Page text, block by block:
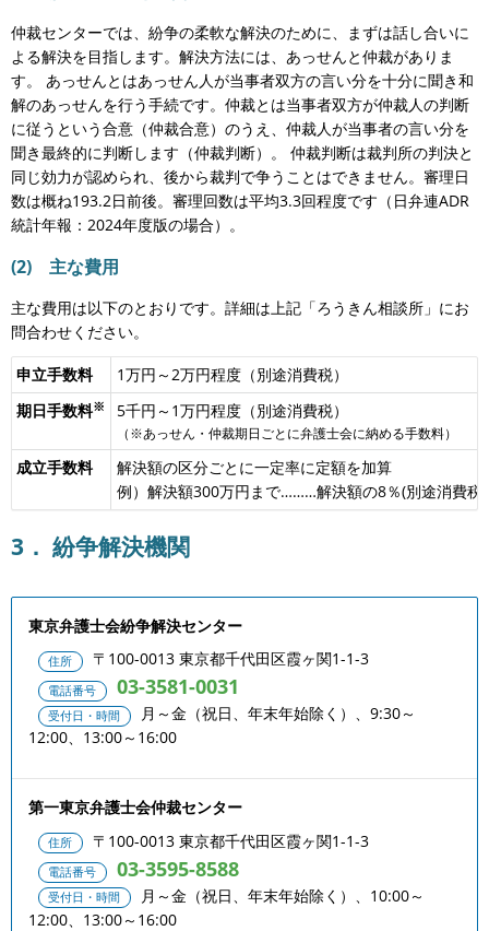
仲裁センターでは、紛争の柔軟な解決のために、まずは話し合いに
よる解決を目指します。解決方法には、あっせんと仲裁がありま
す。 あっせんとはあっせん人が当事者双方の言い分を十分に聞き和
解のあっせんを行う手続です。仲裁とは当事者双方が仲裁人の判断
に従うという合意（仲裁合意）のうえ、仲裁人が当事者の言い分を
聞き最終的に判断します（仲裁判断）。 仲裁判断は裁判所の判決と
同じ効力が認められ、後から裁判で争うことはできません。審理日
数は概ね193.2日前後。審理回数は平均3.3回程度です（日弁連ADR
統計年報：2024年度版の場合）。
(2) 主な費用
主な費用は以下のとおりです。詳細は上記「ろうきん相談所」にお
問合わせください。
申立手数料
1万円～2万円程度（別途消費税）
期日手数料※ 5千円～1万円程度（別途消費税）
（※あっせん・仲裁期日ごとに弁護士会に納める手数料）
成立手数料
解決額の区分ごとに一定率に定額を加算
例）解決額300万円まで………解決額の8％(別途消費税)
3． 紛争解決機関
東京弁護士会紛争解決センター
住所 〒100-0013 東京都千代田区霞ヶ関1-1-3
電話番号 03-3581-0031
受付日・時間
月～金（祝日、年末年始除く）、9:30～
12:00、13:00～16:00
第一東京弁護士会仲裁センター
住所 〒100-0013 東京都千代田区霞ヶ関1-1-3
電話番号 03-3595-8588
受付日・時間
月～金（祝日、年末年始除く）、10:00～
12:00、13:00～16:00